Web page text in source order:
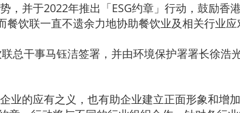
，并于2022年推出「ESG约章」行动，鼓励
饮联一直不遗余力地协助餐饮业及相关行业应
总干事马钰洁签署，并由环境保护署署长徐浩
业的应有之义，也有助企业建立正面形象和增